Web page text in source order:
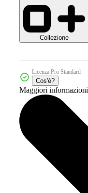
Collezione
Licenza Pro Standard
Cos'è?
Maggiori informazioni